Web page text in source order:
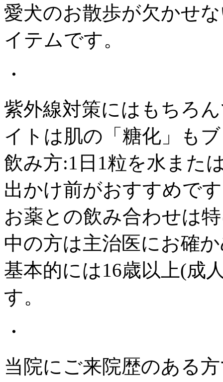
愛犬のお散歩が欠かせ
イテムです。
・
紫外線対策にはもちろ
イトは肌の「糖化」も
飲み方:1日1粒を水また
出かけ前がおすすめで
お薬との飲み合わせは
中の方は主治医にお確
基本的には16歳以上(成
す。
・
当院にご来院歴のある